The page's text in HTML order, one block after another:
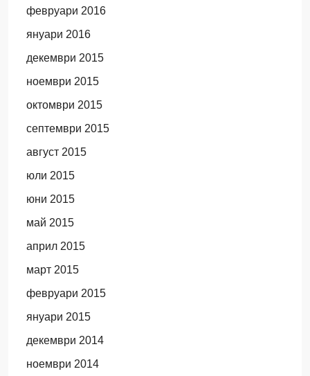
февруари 2016
януари 2016
декември 2015
ноември 2015
октомври 2015
септември 2015
август 2015
юли 2015
юни 2015
май 2015
април 2015
март 2015
февруари 2015
януари 2015
декември 2014
ноември 2014